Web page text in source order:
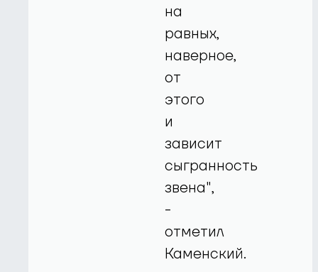
на
равных,
наверное,
от
этого
и
зависит
сыгранность
звена",
-
отметил
Каменский.